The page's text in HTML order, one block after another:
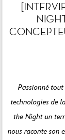
Passionné
technologies de
the Night un
nous raconte son